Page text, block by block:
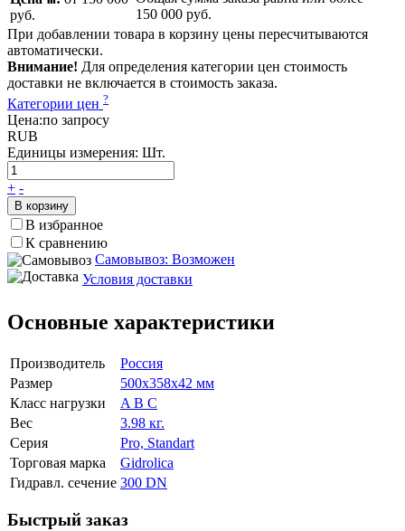
руб.
150 000 руб.
При добавлении товара в корзину цены пересчитываются
автоматически.
Внимание! Для определения категории цен стоимость
доставки не включается в стоимость заказа.
Категории цен ?
Цена:по запросу
RUB
Единицы измерения: Шт.
+ -
В корзину
В избранное
К сравнению
Самовывоз: Возможен
Условия доставки
Основные характеристики
Производитель
Россия
Размер
500x358x42 мм
Класс нагрузки
A B C
Вес
3.98 кг.
Серия
Pro, Standart
Торговая марка
Gidrolica
Гидравл. сечение 300 DN
Быстрый заказ